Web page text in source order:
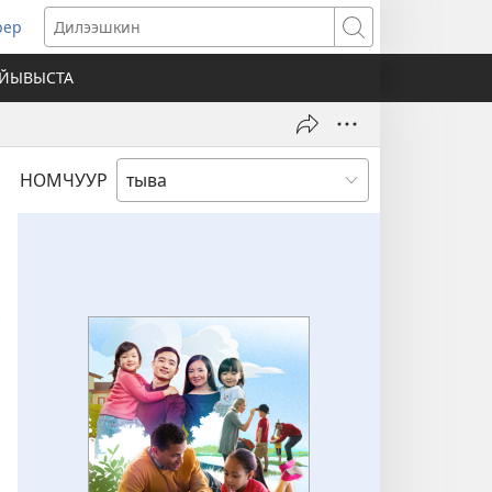
Дилээшкин
НОМЧУУР